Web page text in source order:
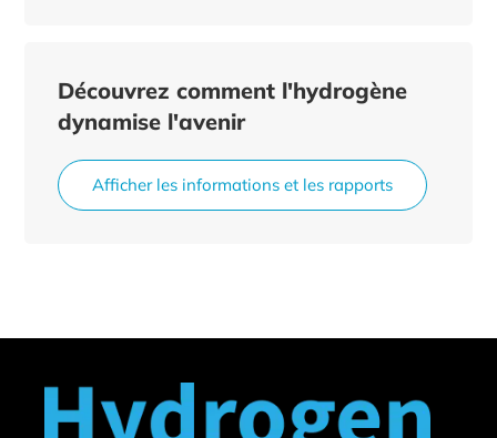
Découvrez comment l'hydrogène
dynamise l'avenir
Afficher les informations et les rapports